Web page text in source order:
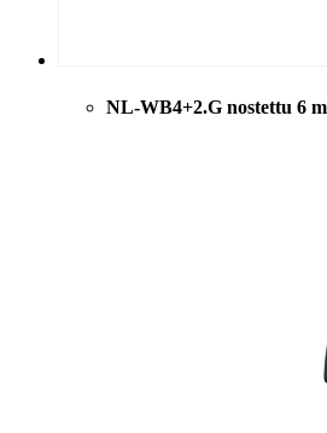
NL-WB4+2.G nostettu 6